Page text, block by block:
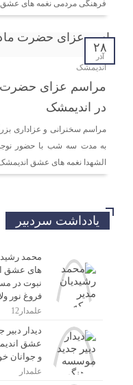
دیدار دبیر جدید موسسه
اندیمشک با معاونت جوانان
خوزستان
اداره ورزش و جوانان اندیمشک
مراسم دورهمی خانوادگی با
مناسبت نیمه شعبان و دهه
برگزار شد.
مراسم جشن ولادت امام زمان
اسلامی و هفته ی جوان در
تشریح برنامه های دهه
های عشق اندیمشک
فرهنگی مردمی نغمه های عشق
۲۸
آذر
اندیمشک
مراسم عزای حضرت
در اندیمشک
مراسم سخنرانی و عزاداری
به مدت سه شب با حضور
الشهدا نغمه های عشق اندیمشک
یادداشت سردبیر
محمد
های عشق
نبوت در
فروغ نور
علمدار12
دیدار
عشق
و جوانان
علمدار